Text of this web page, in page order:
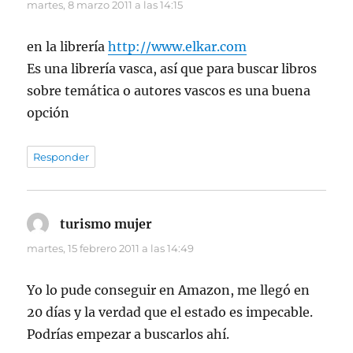
martes, 8 marzo 2011 a las 14:15
en la libreríahttp://www.elkar.com
Es una librería vasca, así que para buscar libros
sobre temática o autores vascos es una buena
opción
Responder
turismo mujer
martes, 15 febrero 2011 a las 14:49
Yo lo pude conseguir en Amazon, me llegó en
20 días y la verdad que el estado es impecable.
Podrías empezar a buscarlos ahí.